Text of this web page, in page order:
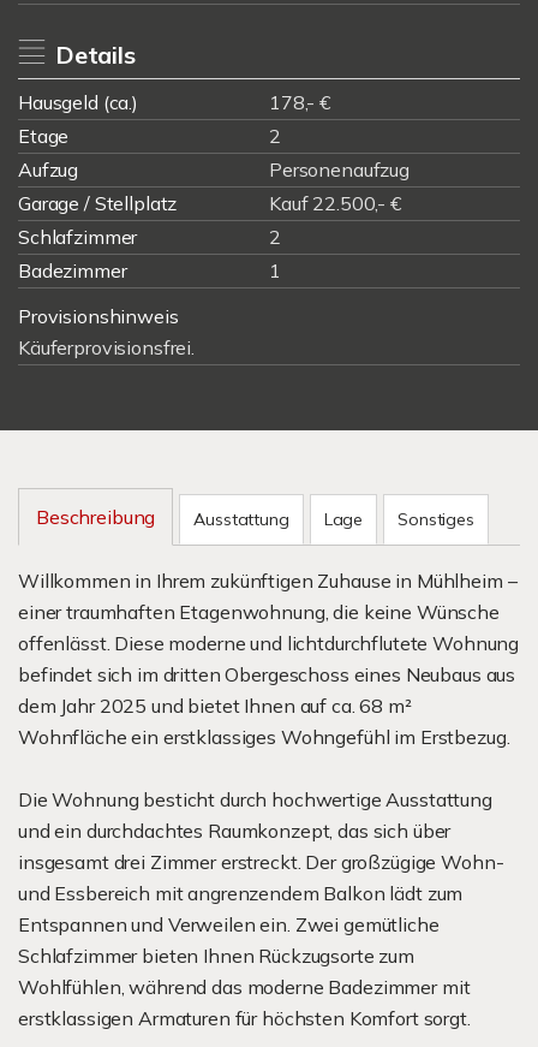
Details
Hausgeld (ca.)
178,- €
Etage
2
Aufzug
Personenaufzug
Garage / Stellplatz
Kauf 22.500,- €
Schlafzimmer
2
Badezimmer
1
Provisionshinweis
Käuferprovisionsfrei.
Beschreibung Ausstattung Lage Sonstiges
Willkommen in Ihrem zukünftigen Zuhause in Mühlheim –
einer traumhaften Etagenwohnung, die keine Wünsche
offenlässt. Diese moderne und lichtdurchflutete Wohnung
befindet sich im dritten Obergeschoss eines Neubaus aus
dem Jahr 2025 und bietet Ihnen auf ca. 68 m²
Wohnfläche ein erstklassiges Wohngefühl im Erstbezug.
Die Wohnung besticht durch hochwertige Ausstattung
und ein durchdachtes Raumkonzept, das sich über
insgesamt drei Zimmer erstreckt. Der großzügige Wohn-
und Essbereich mit angrenzendem Balkon lädt zum
Entspannen und Verweilen ein. Zwei gemütliche
Schlafzimmer bieten Ihnen Rückzugsorte zum
Wohlfühlen, während das moderne Badezimmer mit
erstklassigen Armaturen für höchsten Komfort sorgt.